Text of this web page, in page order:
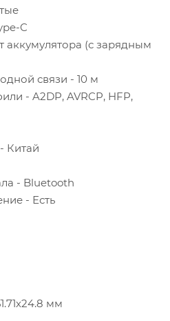
C
(с зарядным
связи - 10 м
- A2DP, AVRCP, HFP,
Китай
- Bluetooth
- Есть
мм